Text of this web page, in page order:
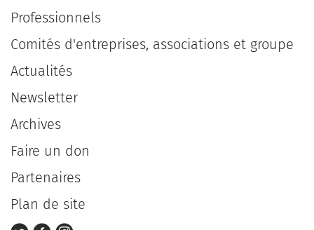
Professionnels
Comités d'entreprises, associations et groupe
Actualités
Newsletter
Archives
Faire un don
Partenaires
Plan de site